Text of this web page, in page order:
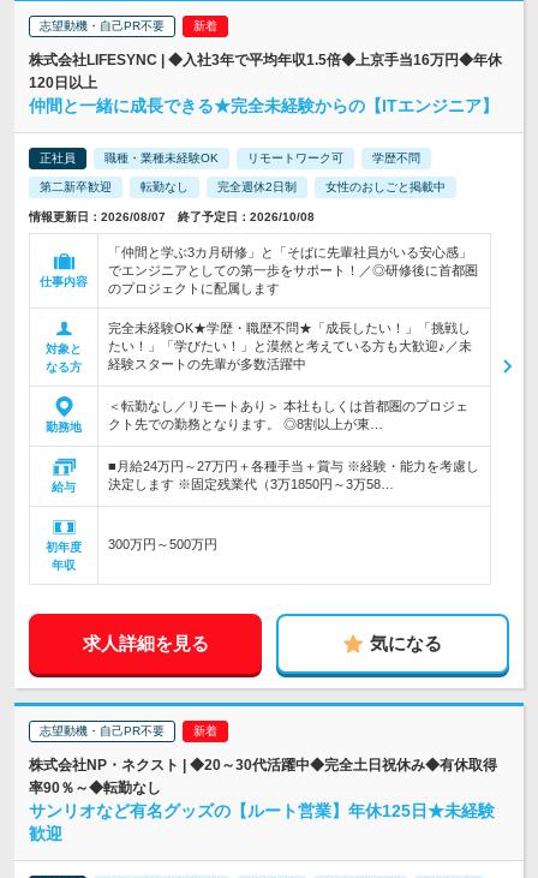
志望動機・自己PR不要
株式会社LIFESYNC | ◆入社3年で平均年収1.5倍◆上京手当16万円◆年休
120日以上
仲間と一緒に成長できる★完全未経験からの【ITエンジニア】
正社員 職種・業種未経験OK リモートワーク可 学歴不問
第二新卒歓迎 転勤なし 完全週休2日制 女性のおしごと掲載中
情報更新日：2026/08/07 終了予定日：2026/10/08
仕事内容
「仲間と学ぶ3カ月研修」と「そばに先輩社員がいる安心感」
でエンジニアとしての第一歩をサポート！／◎研修後に首都圏
のプロジェクトに配属します
対象と
なる方
完全未経験OK★学歴・職歴不問★「成長したい！」「挑戦し
たい！」「学びたい！」と漠然と考えている方も大歓迎♪／未
経験スタートの先輩が多数活躍中
勤務地
＜転勤なし／リモートあり＞ 本社もしくは首都圏のプロジェ
クト先での勤務となります。 ◎8割以上が東…
給与
■月給24万円～27万円＋各種手当＋賞与 ※経験・能力を考慮し
決定します ※固定残業代（3万1850円～3万58…
初年度
年収
300万円～500万円
求人詳細を見る 気になる
志望動機・自己PR不要
株式会社NP・ネクスト | ◆20～30代活躍中◆完全土日祝休み◆有休取得
率90％～◆転勤なし
サンリオなど有名グッズの【ルート営業】年休125日★未経験
歓迎